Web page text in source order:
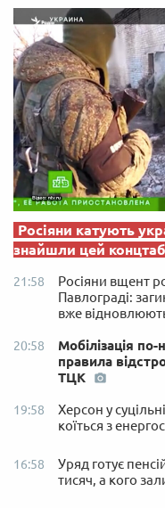
Росіяни катують
знайшли цей
21:58
Росіяни вщент
Павлограді:
вже
20:58
Мобілізація
правила
ТЦК
19:58
Херсон у
коїться з
16:58
Уряд готує
тисяч, а кого